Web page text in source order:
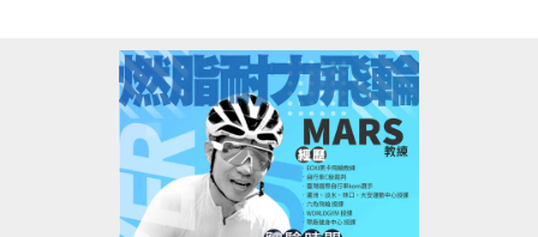
用優惠，敬請至櫃台購買。
※進入泳池請遵守場館規範，違者恕不得入場。
點我看FB留言抽獎活動(開啟新視窗)★